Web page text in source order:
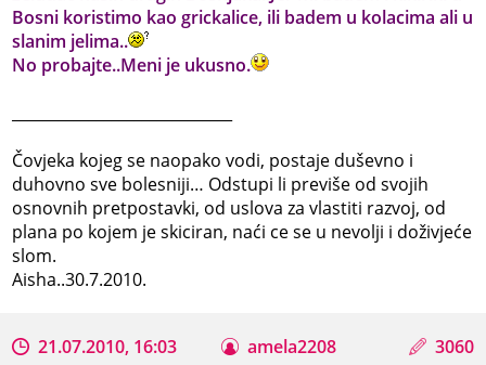
Bosni koristimo kao grickalice, ili badem u kolacima ali u
slanim jelima..
No probajte..Meni je ukusno.
Čovjeka kojeg se naopako vodi, postaje duševno i
duhovno sve bolesniji… Odstupi li previše od svojih
osnovnih pretpostavki, od uslova za vlastiti razvoj, od
plana po kojem je skiciran, naći ce se u nevolji i doživjeće
slom.
Aisha..30.7.2010.
21.07.2010, 16:03 amela2208 3060